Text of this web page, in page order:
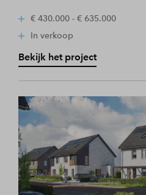
€ 430.000 - € 635.000
In verkoop
Bekijk het project